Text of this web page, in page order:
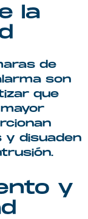
la
de
son
que
y disuaden
y